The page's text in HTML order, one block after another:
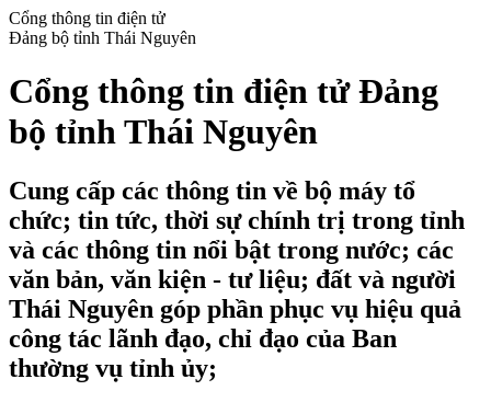
Cổng thông tin điện tử
Đảng bộ tỉnh Thái Nguyên
Cổng thông tin điện tử Đảng
bộ tỉnh Thái Nguyên
Cung cấp các thông tin về bộ máy tổ
chức; tin tức, thời sự chính trị trong tỉnh
và các thông tin nổi bật trong nước; các
văn bản, văn kiện - tư liệu; đất và người
Thái Nguyên góp phần phục vụ hiệu quả
công tác lãnh đạo, chỉ đạo của Ban
thường vụ tỉnh ủy;